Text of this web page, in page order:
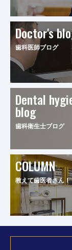
Doctor's
歯科医師ブログ
Dental
blog
歯科衛生士ブログ
COLUMN
教えて歯医者さん！